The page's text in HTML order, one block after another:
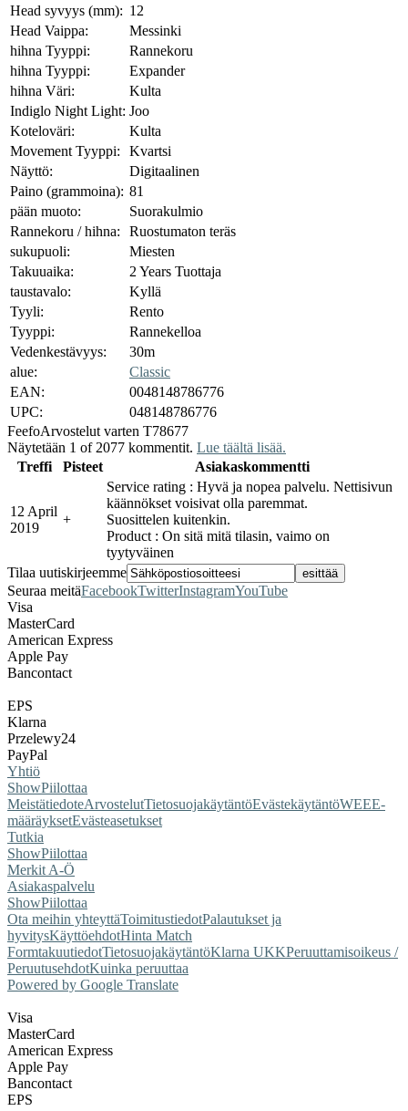
Head syvyys (mm): 12
Head Vaippa:
Messinki
hihna Tyyppi:
Rannekoru
hihna Tyyppi:
Expander
hihna Väri:
Kulta
Indiglo Night Light: Joo
Koteloväri:
Kulta
Movement Tyyppi:
Kvartsi
Näyttö:
Digitaalinen
Paino (grammoina): 81
pään muoto:
Suorakulmio
Rannekoru / hihna:
Ruostumaton teräs
sukupuoli:
Miesten
Takuuaika:
2 Years Tuottaja
taustavalo:
Kyllä
Tyyli:
Rento
Tyyppi:
Rannekelloa
Vedenkestävyys:
30m
alue:
Classic
EAN:
0048148786776
UPC:
048148786776
FeefoArvostelut varten T78677
Näytetään 1 of 2077 kommentit. Lue täältä lisää.
Treffi
Pisteet Asiakaskommentti
12 April
2019
+
Service rating : Hyvä ja nopea palvelu. Nettisivun
käännökset voisivat olla paremmat.
Suosittelen kuitenkin.
Product : On sitä mitä tilasin, vaimo on
tyytyväinen
Tilaa uutiskirjeemme
Seuraa meitäFacebookTwitterInstagramYouTube
Visa
MasterCard
American Express
Apple Pay
Bancontact
EPS
Klarna
Przelewy24
PayPal
Yhtiö
ShowPiilottaa
MeistätiedoteArvostelutTietosuojakäytäntöEvästekäytäntöWEEE-
määräyksetEvästeasetukset
Tutkia
ShowPiilottaa
Merkit A-Ö
Asiakaspalvelu
ShowPiilottaa
Ota meihin yhteyttäToimitustiedotPalautukset ja
hyvitysKäyttöehdotHinta Match
FormtakuutiedotTietosuojakäytäntöKlarna UKKPeruuttamisoikeus /
PeruutusehdotKuinka peruuttaa
Powered by Google Translate
Visa
MasterCard
American Express
Apple Pay
Bancontact
EPS